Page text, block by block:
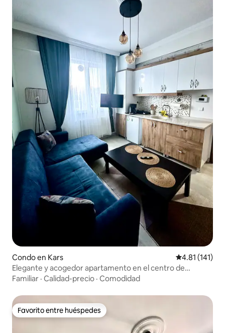
Condo en Kars Calificación
4.81 (141)
Elegante y acogedor apartamento en el centro de
Masalpark 2 ❄️ ⛄️ 🚂 ❤️
Familiar · Calidad-precio · Comodidad
Favorito entre huéspedes
Favorito entre huéspedes